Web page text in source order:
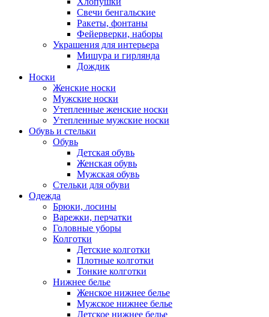
Свечи бенгальские
Ракеты, фонтаны
Фейерверки, наборы
Украшения для интерьера
Мишура и гирлянда
Дождик
Носки
Женские носки
Мужские носки
Утепленные женские носки
Утепленные мужские носки
Обувь и стельки
Обувь
Детская обувь
Женская обувь
Мужская обувь
Стельки для обуви
Одежда
Брюки, лосины
Варежки, перчатки
Головные уборы
Колготки
Детские колготки
Плотные колготки
Тонкие колготки
Нижнее белье
Женское нижнее белье
Мужское нижнее белье
Детское нижнее белье